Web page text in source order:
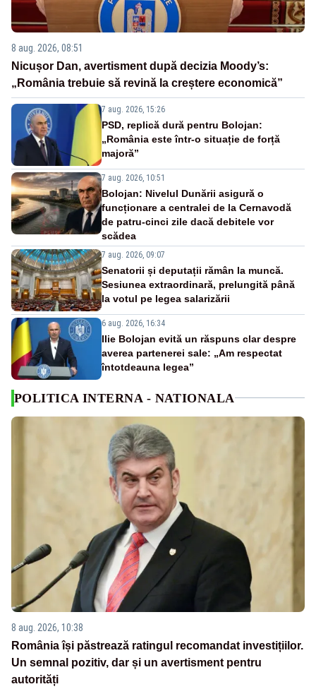
8 aug. 2026, 08:51
Nicușor Dan, avertisment după decizia Moody’s:
„România trebuie să revină la creștere economică”
7 aug. 2026, 15:26
PSD, replică dură pentru Bolojan:
„România este într-o situație de forță
majoră”
7 aug. 2026, 10:51
Bolojan: Nivelul Dunării asigură o
funcționare a centralei de la Cernavodă
de patru-cinci zile dacă debitele vor
scădea
7 aug. 2026, 09:07
Senatorii și deputații rămân la muncă.
Sesiunea extraordinară, prelungită până
la votul pe legea salarizării
6 aug. 2026, 16:34
Ilie Bolojan evită un răspuns clar despre
averea partenerei sale: „Am respectat
întotdeauna legea”
POLITICA INTERNA - NATIONALA
8 aug. 2026, 10:38
România își păstrează ratingul recomandat investițiilor.
Un semnal pozitiv, dar și un avertisment pentru
autorități